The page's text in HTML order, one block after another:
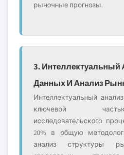
рыночные прогнозы.
3. Интеллектуальный
Данных И Анализ
Интеллектуальный
ключевой
исследовательского
20% в общую
анализ структуры